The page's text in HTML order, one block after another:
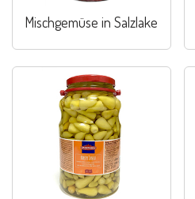
Mischgemüse in Salzlake